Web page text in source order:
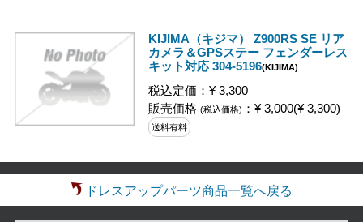
KIJIMA（キジマ） Z900RS SE リア
カメラ＆GPSステー フェンダーレス
キット対応 304-5196(KIJIMA)
税込定価：¥ 3,300
販売価格 (税込価格) ：¥ 3,000(¥ 3,300)
送料有料
ドレスアップパーツ商品一覧へ戻る